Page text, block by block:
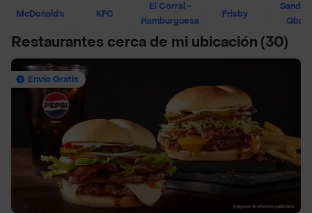
McDonald's KFC
El Corral -
Hamburguesa
Frisby
Restaurantes cerca de mi ubicación (30)
Envío Gratis